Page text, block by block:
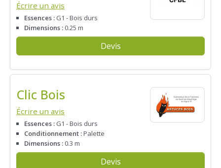
Écrire un avis
Essences : G1 - Bois durs
Dimensions : 0.25 m
Devis
Clic Bois
Écrire un avis
Essences : G1 - Bois durs
Conditionnement :Palette
Dimensions : 0.3 m
Devis